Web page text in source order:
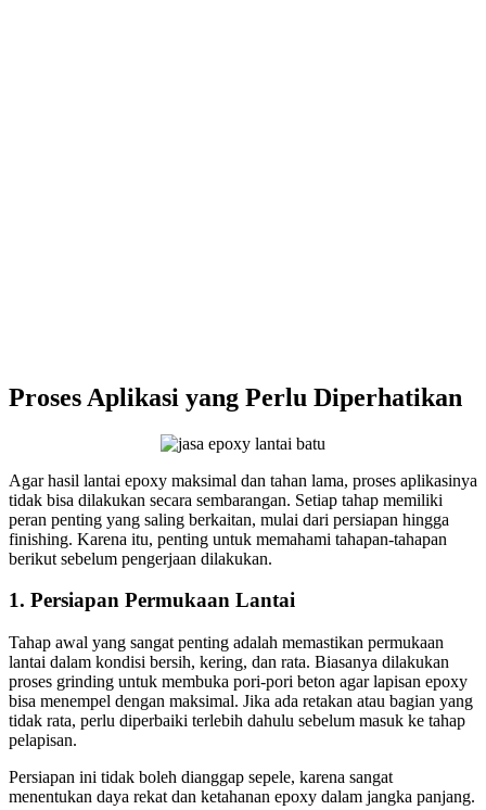
Proses Aplikasi yang Perlu Diperhatikan
Agar hasil lantai epoxy maksimal dan tahan lama, proses aplikasinya
tidak bisa dilakukan secara sembarangan. Setiap tahap memiliki
peran penting yang saling berkaitan, mulai dari persiapan hingga
finishing. Karena itu, penting untuk memahami tahapan-tahapan
berikut sebelum pengerjaan dilakukan.
1. Persiapan Permukaan Lantai
Tahap awal yang sangat penting adalah memastikan permukaan
lantai dalam kondisi bersih, kering, dan rata. Biasanya dilakukan
proses grinding untuk membuka pori-pori beton agar lapisan epoxy
bisa menempel dengan maksimal. Jika ada retakan atau bagian yang
tidak rata, perlu diperbaiki terlebih dahulu sebelum masuk ke tahap
pelapisan.
Persiapan ini tidak boleh dianggap sepele, karena sangat
menentukan daya rekat dan ketahanan epoxy dalam jangka panjang.